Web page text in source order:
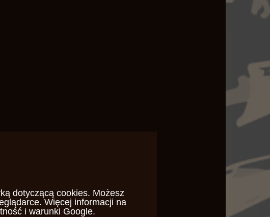
dotyczącą cookies. Możesz
Więcej informacji na
i warunki Google.